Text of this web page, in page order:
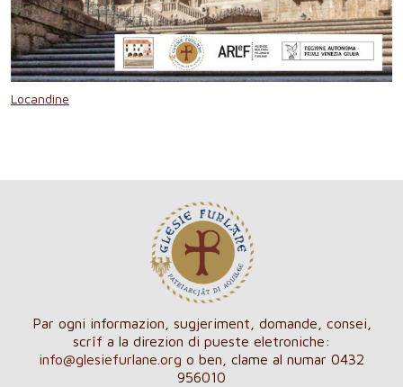
Locandine
Par ogni informazion, sugjeriment, domande, consei,
scrîf a la direzion di pueste eletroniche:
info@glesiefurlane.org o ben, clame al numar 0432
956010